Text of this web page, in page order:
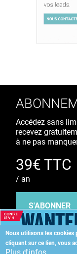
Nous utilisons les cookies
cliquant sur ce lien, vous
Accédez sans
recevez
à ne pas
39€ TTC
/ an
S'ABONNER